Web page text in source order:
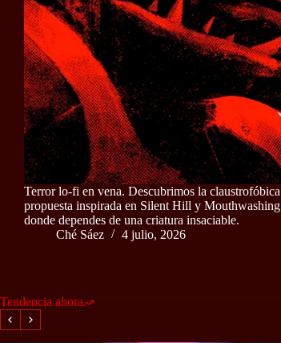
Terror lo-fi en vena. Descubrimos la claustrofóbica
propuesta inspirada en Silent Hill y Mouthwashing
donde dependes de una criatura insaciable.
Ché Sáez
4 julio, 2026
Tendencia ahora